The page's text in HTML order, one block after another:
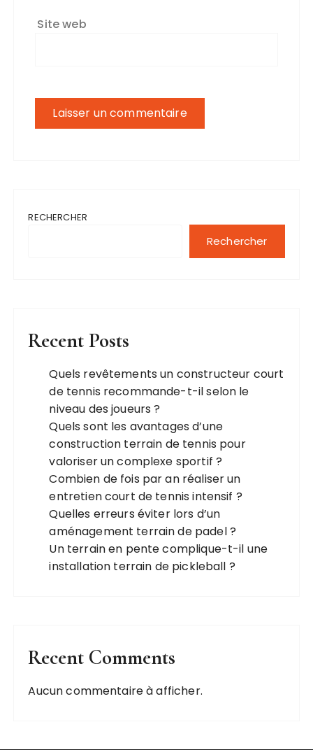
Site web
RECHERCHER
Rechercher
Recent Posts
Quels revêtements un constructeur court
de tennis recommande-t-il selon le
niveau des joueurs ?
Quels sont les avantages d’une
construction terrain de tennis pour
valoriser un complexe sportif ?
Combien de fois par an réaliser un
entretien court de tennis intensif ?
Quelles erreurs éviter lors d’un
aménagement terrain de padel ?
Un terrain en pente complique-t-il une
installation terrain de pickleball ?
Recent Comments
Aucun commentaire à afficher.